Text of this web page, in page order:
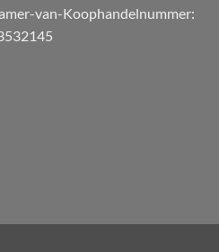
van-Koophandelnummer: